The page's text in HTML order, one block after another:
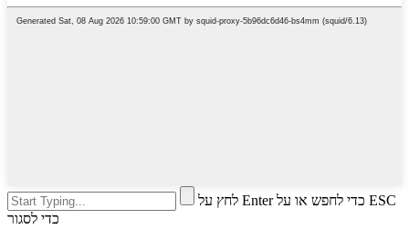
לחץ על Enter כדי לחפש או על ESC
כדי לסגור